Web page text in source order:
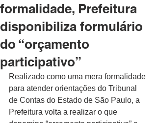
formalidade, Prefeitura
disponibiliza formulário
do “orçamento
participativo”
Realizado como uma mera formalidade
para atender orientações do Tribunal
de Contas do Estado de São Paulo, a
Prefeitura volta a realizar o que